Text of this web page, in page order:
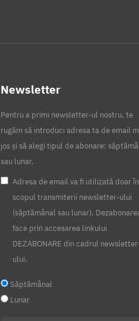
Newsletter
Pentru a primi newsletter-ul nostru, te
rugăm să introduci adresa ta de email
jos și să alegi tipul de abonare:
sau lunar.
Adresa de email va fi utilizată doar în
scopul transmiterii newsletter-ului
(săptămânal sau lunar).
face prin accesarea linkului
DEZABONARE din cadrul
ului.
Săptămânal
Lunar